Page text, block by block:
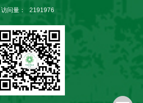
访问量： 2191976